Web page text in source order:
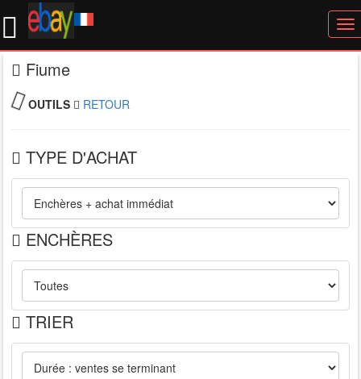
Fiume
OUTILS RETOUR
TYPE D'ACHAT
ENCHÈRES
TRIER